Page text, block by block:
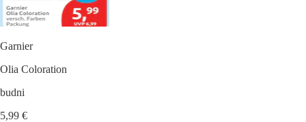
Garnier
Olia Coloration
budni
5,99 €